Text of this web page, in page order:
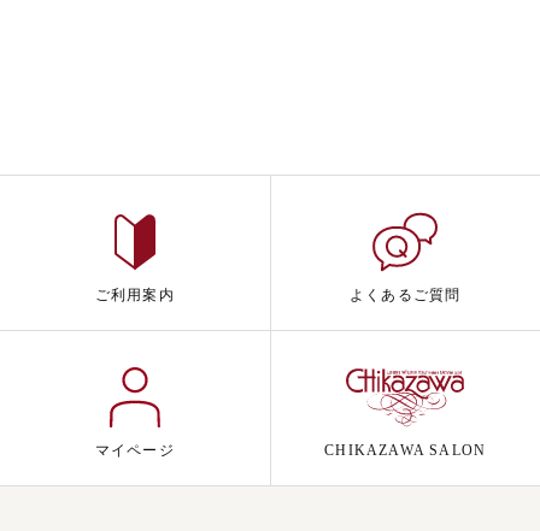
ご利用案内 よくあるご質問
マイページ CHIKAZAWA SALON